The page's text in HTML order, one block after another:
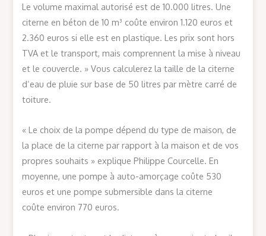
Le volume maximal autorisé est de 10.000 litres. Une
citerne en béton de 10 m³ coûte environ 1.120 euros et
2.360 euros si elle est en plastique. Les prix sont hors
TVA et le transport, mais comprennent la mise à niveau
et le couvercle. » Vous calculerez la taille de la citerne
d’eau de pluie sur base de 50 litres par mètre carré de
toiture.
« Le choix de la pompe dépend du type de maison, de
la place de la citerne par rapport à la maison et de vos
propres souhaits » explique Philippe Courcelle. En
moyenne, une pompe à auto-amorçage coûte 530
euros et une pompe submersible dans la citerne
coûte environ 770 euros.